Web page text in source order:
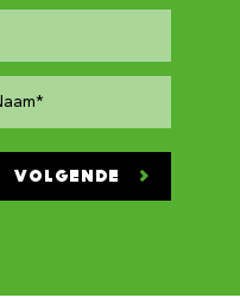
VOLGENDE